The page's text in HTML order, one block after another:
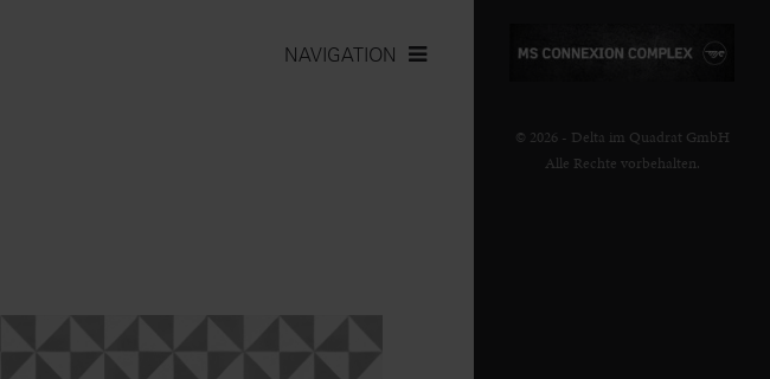
NAVIGATION
© 2026 - Delta im Quadrat GmbH
Alle Rechte vorbehalten.